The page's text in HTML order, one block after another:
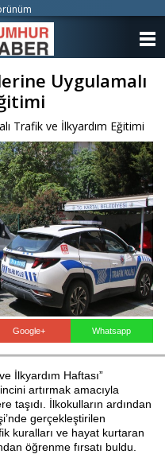
Uygulamalı
Trafik ve İlkyardım Eğitimi
Google+ Whatsapp
İlkyardım Haftası”
artırmak amacıyla
taşıdı. İlkokulların ardından
gerçekleştirilen
kuralları ve hayat kurtaran
öğrenme fırsatı buldu.
KATEGORİLER
ANKETLER
FOTO GALERİ
VİDEO GALERİ
KÜNYE
İLETİŞİM
Haberin Doğru Adresi.